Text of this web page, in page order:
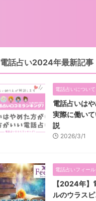
電話占い2024年最新記事
電話占いについて
電話占いは
実際に働い
説
2026/3/1
電話占いフィール
【2024年】
ルのウラス